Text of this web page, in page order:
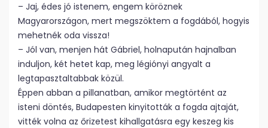
– Jaj, édes jó istenem, engem köröznek
Magyarországon, mert megszöktem a fogdából, hogyis
mehetnék oda vissza!
– Jól van, menjen hát Gábriel, holnapután hajnalban
induljon, két hetet kap, meg légiónyi angyalt a
legtapasztaltabbak közül.
Éppen abban a pillanatban, amikor megtörtént az
isteni döntés, Budapesten kinyitották a fogda ajtaját,
vitték volna az őrizetest kihallgatásra egy keszeg kis